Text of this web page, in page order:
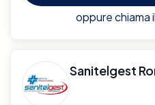
oppure chiama il
Sanitelgest